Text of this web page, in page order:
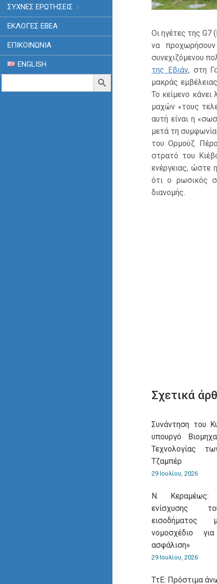
ΣΥΧΝΕΣ ΕΡΩΤΗΣΕΙΣ
ΕΚΛΟΓΈΣ ΕΒΕΑ
ΕΠΙΚΟΙΝΩΝΙΑ
ENGLISH
Search
Search Button
Οι ηγέτες της G7
να
συνεχιζόμενου
της Εβιάν, στη
μακράς
Το κείμενο
μαχών «τους
αυτή είναι η
μετά τη
του Ορμούζ.
στρατό του
ενέργειας, ώστε
ότι ο ρωσικός
διανομής.
Σχετικά
Συνάντηση του
υπουργό
Τεχνολογίας
Τζαμπέρ
29 Ιουλίου, 2026
Ν. Κεραμέως:
ενίσχυσης
νομοσχέδιο
ασφάλιση»
29 Ιουλίου, 2026
ΤτΕ: Πρόστιμα